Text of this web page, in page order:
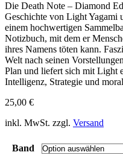
Die Death Note – Diamond
Geschichte von Light Yagami
einem hochwertigen
Notizbuch, mit dem er
ihres Namens töten kann.
Welt nach seinen
Plan und liefert sich mit Light
Intelligenz, Strategie und
25,00 €
inkl. MwSt. zzgl. Versand
Band